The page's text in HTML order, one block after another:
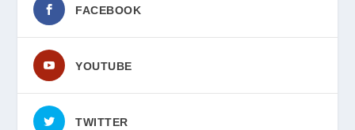
FACEBOOK
YOUTUBE
TWITTER